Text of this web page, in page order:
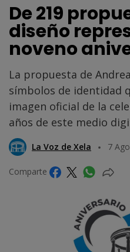
De 219
diseño
noveno
La propuesta de
símbolos de identidad
imagen oficial de la
años de este medio
La Voz de Xela 7
Comparte